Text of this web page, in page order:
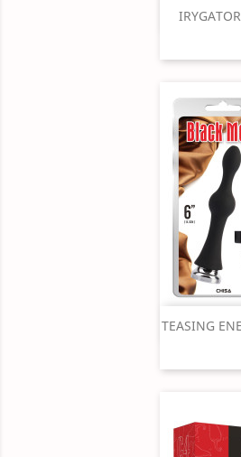


TEASING